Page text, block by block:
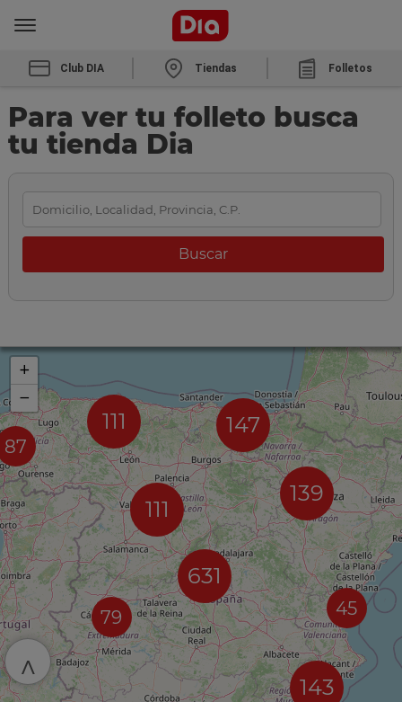
Club DIA Tiendas Folletos
Para ver tu folleto busca
tu tienda Dia
87
111 147
111
79
631
139
45
143
+
−
^